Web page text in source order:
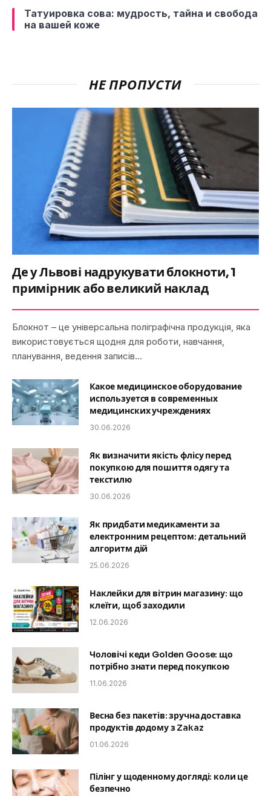
Татуировка сова: мудрость, тайна и свобода
на вашей коже
НЕ ПРОПУСТИ
Де у Львові надрукувати блокноти, 1
примірник або великий наклад
Блокнот – це універсальна поліграфічна продукція, яка
використовується щодня для роботи, навчання,
планування, ведення записів…
Какое медицинское оборудование
используется в современных
медицинских учреждениях
30.06.2026
Як визначити якість флісу перед
покупкою для пошиття одягу та
текстилю
30.06.2026
Як придбати медикаменти за
електронним рецептом: детальний
алгоритм дій
25.06.2026
Наклейки для вітрин магазину: що
клеїти, щоб заходили
12.06.2026
Чоловічі кеди Golden Goose: що
потрібно знати перед покупкою
11.06.2026
Весна без пакетів: зручна доставка
продуктів додому з Zakaz
01.06.2026
Пілінг у щоденному догляді: коли це
безпечно